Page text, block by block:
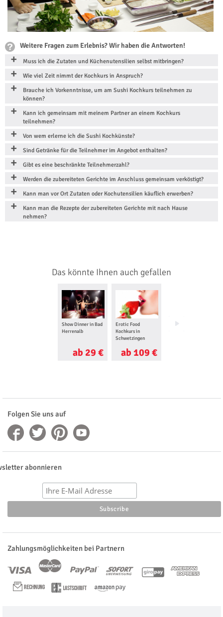
Weitere Fragen zum Erlebnis? Wir haben die Antworten!
Muss ich die Zutaten und Küchenutensilien selbst mitbringen?
Wie viel Zeit nimmt der Kochkurs in Anspruch?
Brauche ich Vorkenntnisse, um am Sushi Kochkurs teilnehmen zu
können?
Kann ich gemeinsam mit meinem Partner an einem Kochkurs
teilnehmen?
Von wem erlerne ich die Sushi Kochkünste?
Sind Getränke für die Teilnehmer im Angebot enthalten?
Gibt es eine beschränkte Teilnehmerzahl?
Werden die zubereiteten Gerichte im Anschluss gemeinsam verköstigt?
Kann man vor Ort Zutaten oder Kochutensilien käuflich erwerben?
Kann man die Rezepte der zubereiteten Gerichte mit nach Hause
nehmen?
Das könnte Ihnen auch gefallen
Show Dinner in Bad
Herrenalb
ab 29 €
Erotic Food
Kochkurs in
Schwetzingen
ab 109 €
Jumping Dinner in
Folgen Sie uns auf
abonnieren
Zahlungsmöglichkeiten bei Partnern